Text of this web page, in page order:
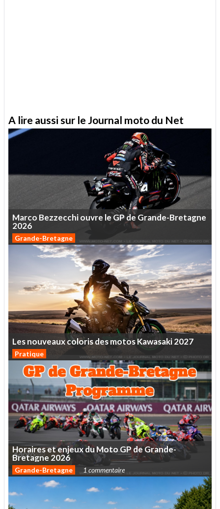
A lire aussi sur le Journal moto du Net
Marco Bezzecchiouvre leGPde Grande-Bretagne
2026
Grande-Bretagne
LesnouveauxcolorisdesmotosKawasaki2027
Pratique
HorairesetenjeuxduMotoGPdeGrande-
Bretagne 2026
Grande-Bretagne 1 commentaire